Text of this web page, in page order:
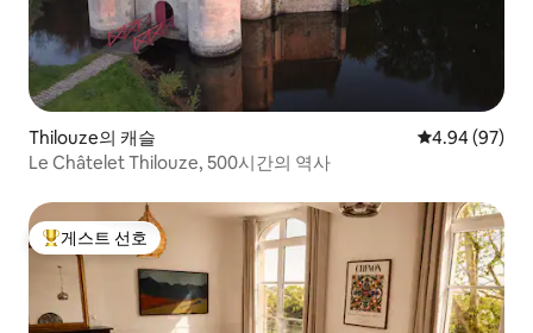
Thilouze의 캐슬 평점 4.94점(5
4.94 (97)
Le Châtelet Thilouze, 500시간의 역사
상위 게스트 선호
게스트 선호